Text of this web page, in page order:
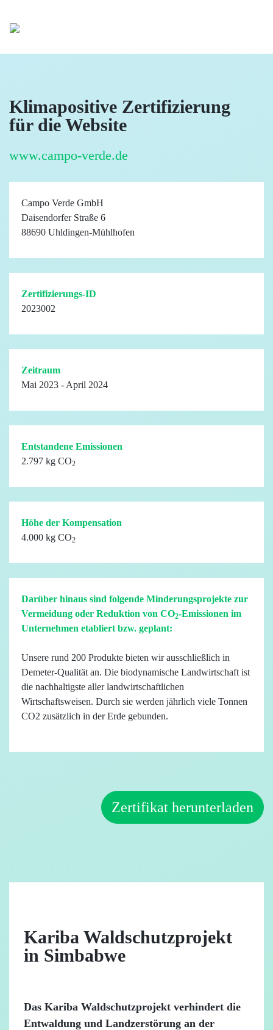
Klimapositive Zertifizierung
für die Website
www.campo-verde.de
Campo Verde GmbH
Daisendorfer Straße 6
88690 Uhldingen-Mühlhofen
Zertifizierungs-ID
2023002
Zeitraum
Mai 2023 - April 2024
Entstandene Emissionen
2.797 kg CO2
Höhe der Kompensation
4.000 kg CO2
Darüber hinaus sind folgende Minderungsprojekte zur
Vermeidung oder Reduktion von CO2-Emissionen im
Unternehmen etabliert bzw. geplant:
Unsere rund 200 Produkte bieten wir ausschließlich in
Demeter-Qualität an. Die biodynamische Landwirtschaft ist
die nachhaltigste aller landwirtschaftlichen
Wirtschaftsweisen. Durch sie werden jährlich viele Tonnen
CO2 zusätzlich in der Erde gebunden.
Zertifikat herunterladen
Kariba Waldschutzprojekt
in Simbabwe
Das Kariba Waldschutzprojekt verhindert die
Entwaldung und Landzerstörung an der